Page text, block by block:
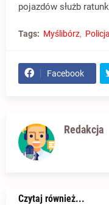
pojazdów służb
Tags: Myślibórz Policja
Facebook
Redakcja
Czytaj również...